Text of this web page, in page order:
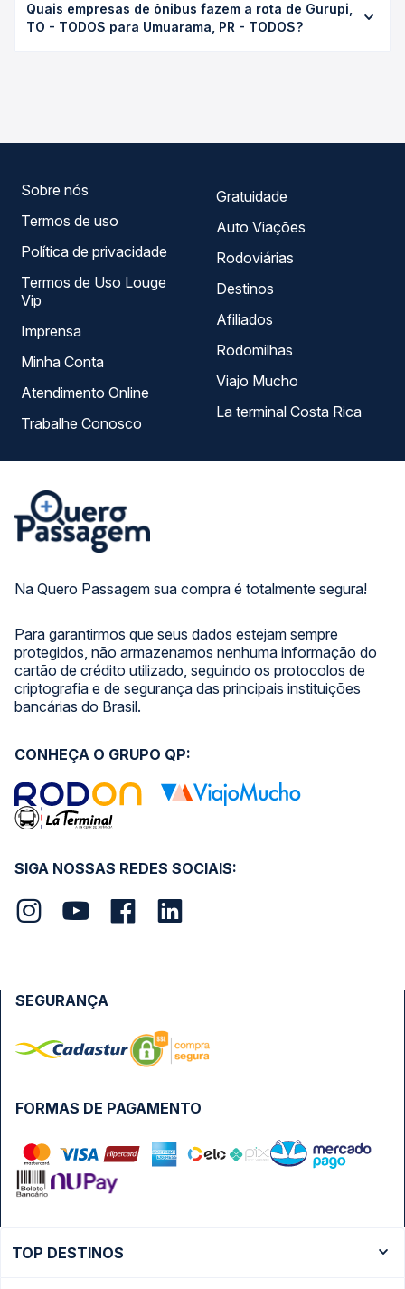
disponíveis e vê a duração exata de cada opção na data
desejada.
para Umuarama, PR - TODOS custa em média R$ 587,61 e
varia conforme a data da viagem, a empresa, o tipo de
Quais empresas de ônibus fazem a rota de Gurupi,
TO - TODOS para Umuarama, PR - TODOS?
Na Quero Passagem sua compra é totalmente segura!
Para garantirmos que seus dados estejam sempre
protegidos, não armazenamos nenhuma informação do
cartão de crédito utilizado, seguindo os protocolos de
criptografia e de segurança das principais instituições
bancárias do Brasil.
Sobre nós
Termos de uso
Política de privacidade
Termos de Uso Louge
Vip
Imprensa
Minha Conta
Atendimento Online
Trabalhe Conosco
Gratuidade
Auto Viações
Rodoviárias
Destinos
Afiliados
Rodomilhas
Viajo Mucho
La terminal Costa Rica
SIGA NOSSAS REDES SOCIAIS:
CONHEÇA O GRUPO QP:
FORMAS DE PAGAMENTO
SEGURANÇA
TOP DESTINOS